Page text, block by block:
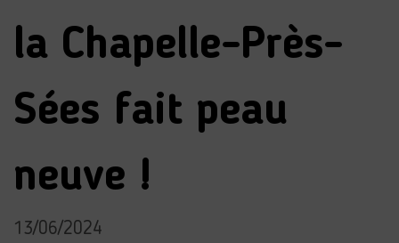
la Chapelle-Près-
Sées fait peau
neuve !
13/06/2024